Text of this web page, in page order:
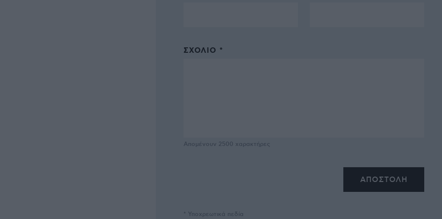
ΣΧΌΛΙΟ *
Απομένουν 2500 χαρακτήρες
* Υποχρεωτικά πεδία